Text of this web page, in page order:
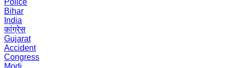
Police
Bihar
India
कांग्रेस
Gujarat
Accident
Congress
Modi